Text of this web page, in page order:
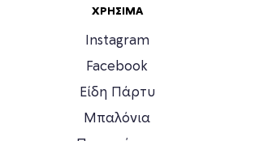
ΧΡΉΣΙΜΑ
Instagram
Facebook
Είδη Πάρτυ
Μπαλόνια